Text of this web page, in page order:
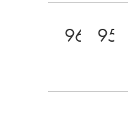
96 95